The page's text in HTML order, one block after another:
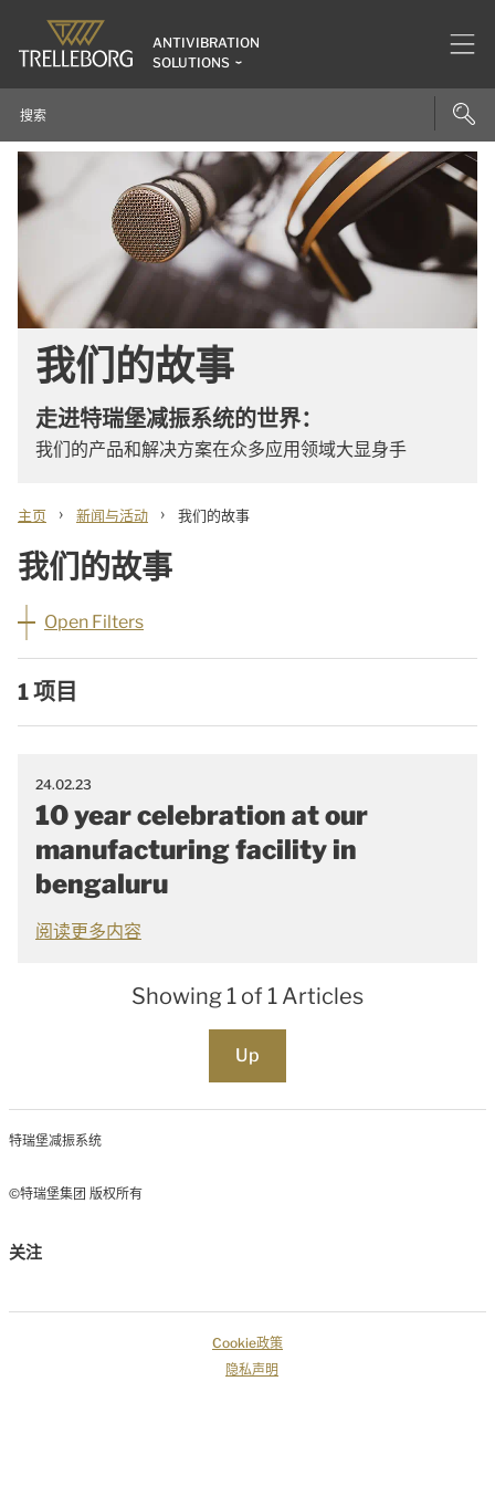
ANTIVIBRATION
SOLUTIONS
我们的故事
走进特瑞堡减振系统的世界：
我们的产品和解决方案在众多应用领域大显身手
主页 › 新闻与活动 › 我们的故事
我们的故事
Open Filters
1 项目
24.02.23
10 year celebration at our
manufacturing facility in
bengaluru
阅读更多内容
Showing 1 of 1 Articles
Up
特瑞堡减振系统
©特瑞堡集团 版权所有
关注
Cookie政策
隐私声明